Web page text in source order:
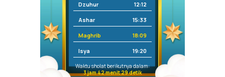
Dzuhur 12:12
Ashar 15:33
Maghrib 18:09
Isya 19:20
Waktu sholat berikutnya dalam:
3 jam 42 menit 29 detik